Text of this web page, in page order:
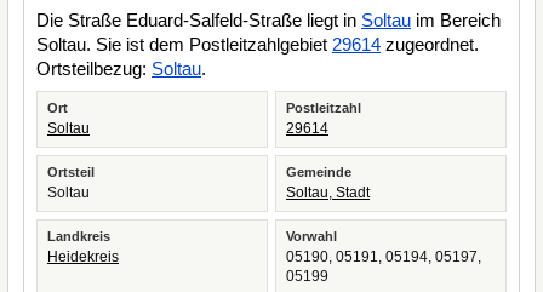
Die Straße Eduard-Salfeld-Straße liegt in Soltau im Bereich
Soltau. Sie ist dem Postleitzahlgebiet 29614 zugeordnet.
Ortsteilbezug: Soltau.
Ort
Soltau
Postleitzahl
29614
Ortsteil
Soltau
Gemeinde
Soltau, Stadt
Landkreis
Heidekreis
Vorwahl
05190, 05191, 05194, 05197,
05199